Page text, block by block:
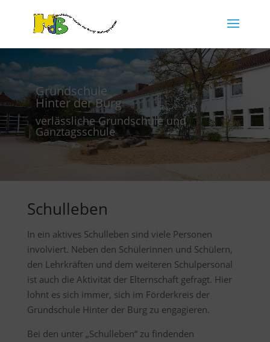
Grundschule
Hinter der Burg
verlässliche Grundschule und
Ganztagsschule
Schulleben
In ein aktives Schulleben sind viele Personen
involviert. Neben den Schülerinnen und Schülern,
den Lehrkräften und dem weiteren Schulpersonal
ist auch die Aktivität der Elternschaft gefragt. Hier
lohnt es sich immer, sich im Förderkreis der
Grundschule Hinter der Burg zu engagieren.
Bei den unter „Schulleben“ zu findenden